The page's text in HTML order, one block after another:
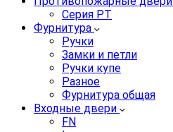
Серия PT
Фурнитура
Ручки
Замки и петли
Ручки купе
Разное
Фурнитура общая
Входные двери
FN